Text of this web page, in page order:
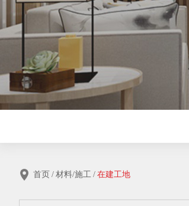
首页 / 材料/施工 / 在建工地